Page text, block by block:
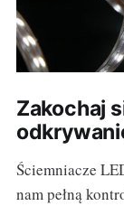
Zakochaj
Ściemniacze
nam pełną